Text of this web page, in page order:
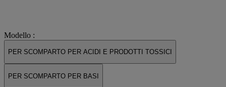
Modello :
PER SCOMPARTO PER ACIDI E PRODOTTI TOSSICI
PER SCOMPARTO PER BASI